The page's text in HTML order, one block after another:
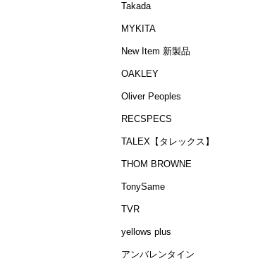
Takada
MYKITA
New Item 新製品
OAKLEY
Oliver Peoples
RECSPECS
TALEX【タレックス】
THOM BROWNE
TonySame
TVR
yellows plus
アンバレンタイン